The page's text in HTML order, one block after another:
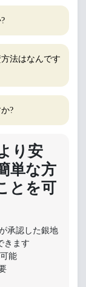
法はなんです
?
り安
単な方
とを可
承認した銀地
きます
能